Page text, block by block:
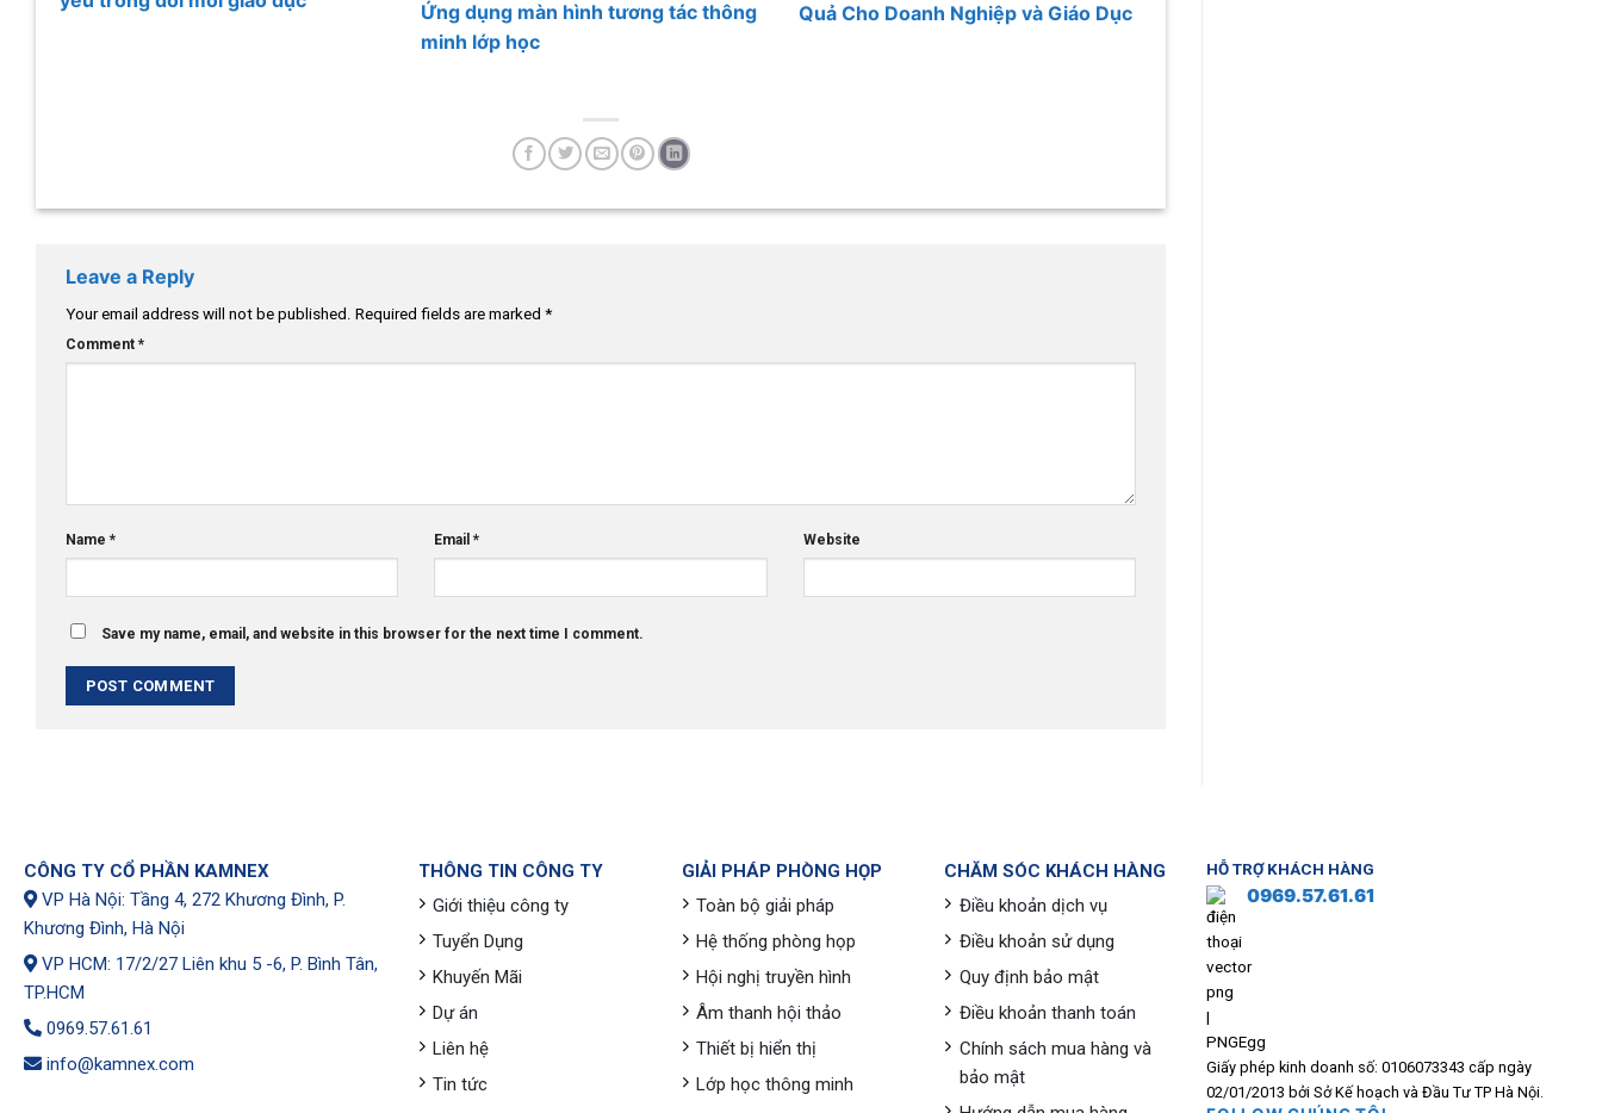
Ứng dụng màn hình tương tác thông
minh lớp học
Quả Cho Doanh Nghiệp và Giáo Dục
Leave a Reply
Your email address will not be published. Required fields are marked *
Comment *
Name * Email* Website
Save my name, email, and website in this browser for the next time I comment.
CÔNG TY CỔ PHẦN KAMNEX
VP Hà Nội: Tầng 4, 272 Khương Đình, P.
Khương Đình, Hà Nội
VP HCM: 17/2/27 Liên khu 5 -6, P. Bình Tân,
TP.HCM
0969.57.61.61
info@kamnex.com
THÔNG TIN CÔNG TY
Giới thiệu công ty
Tuyển Dụng
Khuyến Mãi
Dự án
Liên hệ
Tin tức
GIẢI PHÁP PHÒNG HỌP
Toàn bộ giải pháp
Hệ thống phòng họp
Hội nghị truyền hình
Âm thanh hội thảo
Thiết bị hiển thị
Lớp học thông minh
CHĂM SÓC KHÁCH HÀNG
Điều khoản dịch vụ
Điều khoản sử dụng
Quy định bảo mật
Điều khoản thanh toán
Chính sách mua hàng và
bảo mật
HỖ TRỢ KHÁCH HÀNG
0969.57.61.61
Giấy phép kinh doanh số: 0106073343 cấp ngày
02/01/2013 bởi Sở Kế hoạch và Đầu Tư TP Hà Nội.